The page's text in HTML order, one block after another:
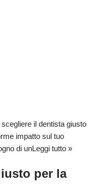
il dentista giusto
impatto sul tuo
di unLeggi tutto »
per la